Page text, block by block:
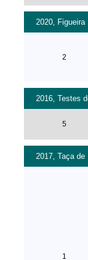
2020,
2
2016, Testes
5
2017, Taça de
1